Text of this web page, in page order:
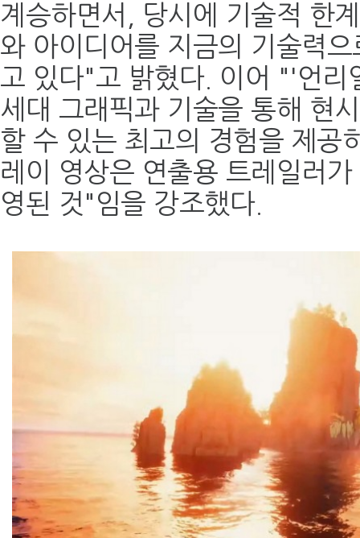
계승하면서, 당시에 기술적 한
와 아이디어를 지금의 기술력
고 있다"고 밝혔다. 이어 "'언리
세대 그래픽과 기술을 통해 현
할 수 있는 최고의 경험을 제공
레이 영상은 연출용 트레일러
영된 것"임을 강조했다.